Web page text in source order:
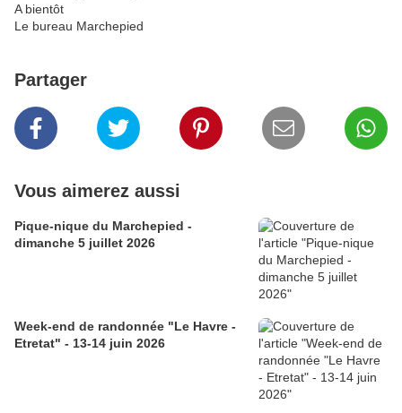
A bientôt
Le bureau Marchepied
Partager
Vous aimerez aussi
Pique-nique du Marchepied -
dimanche 5 juillet 2026
Week-end de randonnée "Le Havre -
Etretat" - 13-14 juin 2026